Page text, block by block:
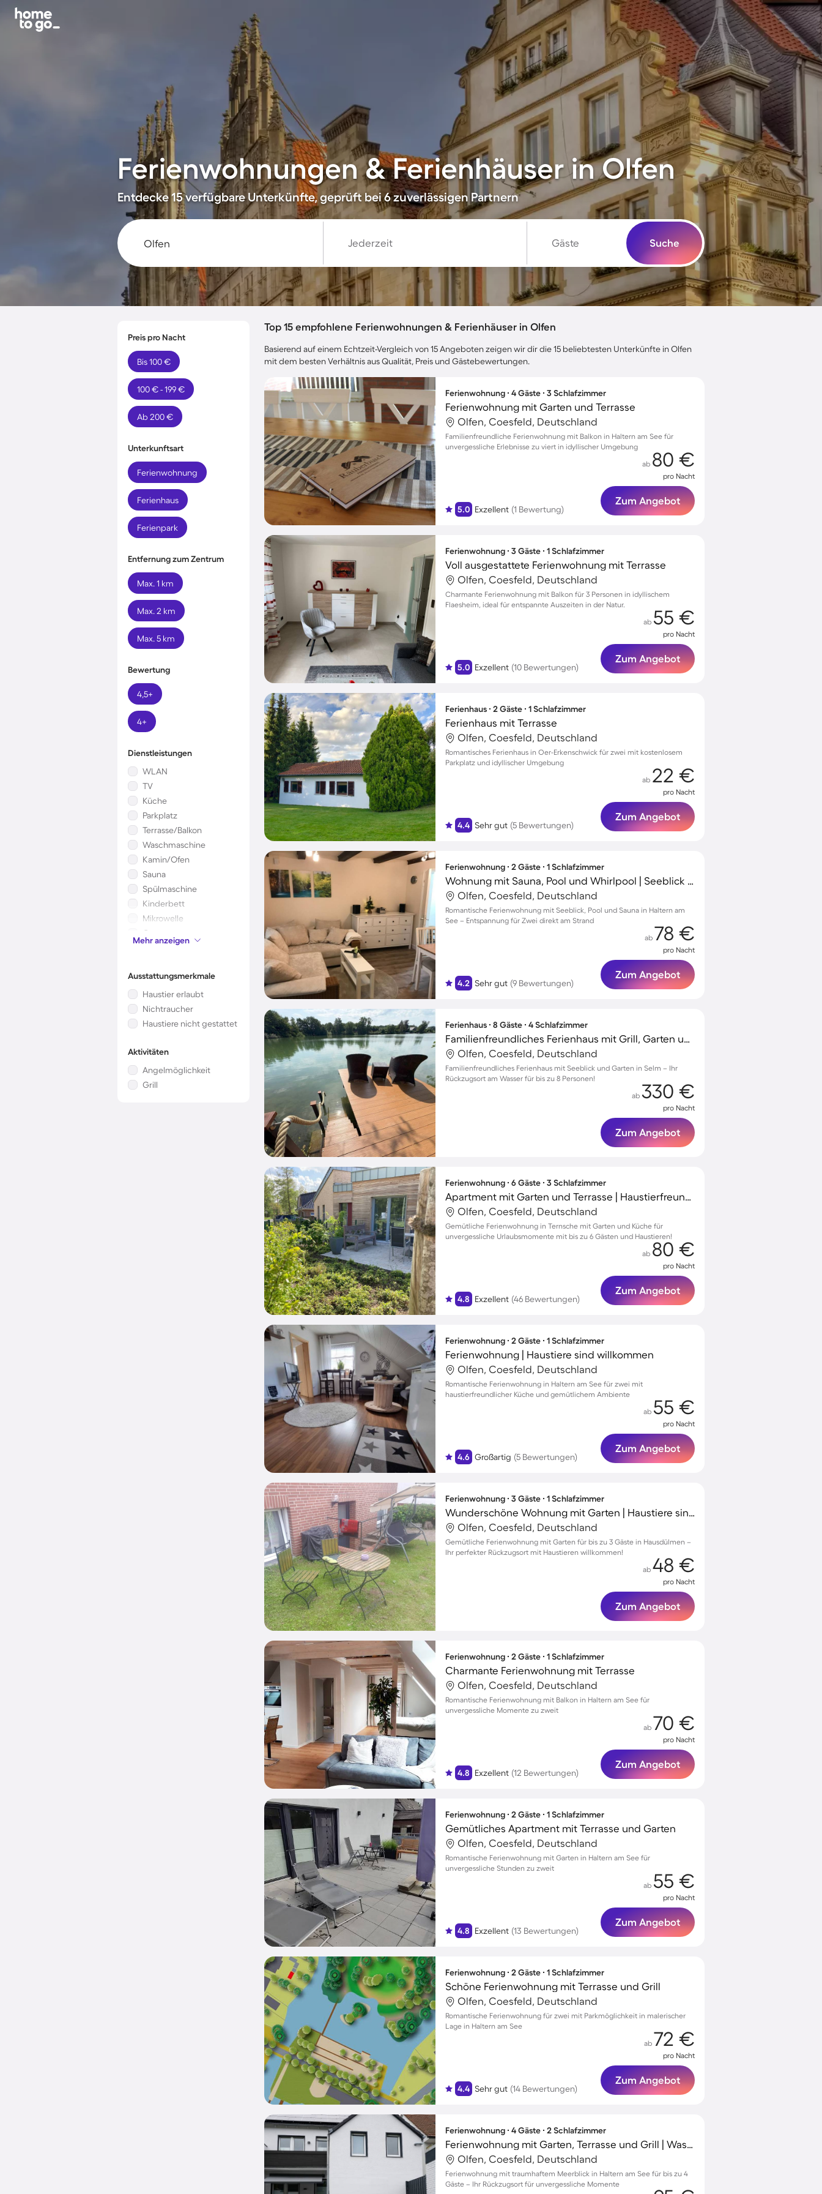
Ferienwohnungen & Ferienhäuser in Olfen
Entdecke 15 verfügbare Unterkünfte, geprüft bei 6 zuverlässigen Partnern
Jederzeit Gäste Suche
Preis pro Nacht
Bis 100 €
100 € - 199 €
Ab 200 €
Unterkunftsart
Ferienwohnung
Ferienhaus
Ferienpark
Entfernung zum Zentrum
Max. 1 km
Max. 2 km
Max. 5 km
Bewertung
4,5+
4+
Dienstleistungen
WLAN
TV
Küche
Parkplatz
Terrasse/Balkon
Waschmaschine
Kamin/Ofen
Sauna
Spülmaschine
Kinderbett
Mikrowelle
Garten
Klimaanlage
Mehr anzeigen
Ausstattungsmerkmale
Haustier erlaubt
Nichtraucher
Haustiere nicht gestattet
Aktivitäten
Angelmöglichkeit
Grill
Top 15 empfohlene Ferienwohnungen & Ferienhäuser in Olfen
Basierend auf einem Echtzeit-Vergleich von 15 Angeboten zeigen wir dir die 15 beliebtesten Unterkünfte in Olfen
mit dem besten Verhältnis aus Qualität, Preis und Gästebewertungen.
Ferienwohnung ∙ 4 Gäste ∙ 3 Schlafzimmer
Ferienwohnung mit Garten und Terrasse
Olfen, Coesfeld, Deutschland
Familienfreundliche Ferienwohnung mit Balkon in Haltern am See für
unvergessliche Erlebnisse zu viert in idyllischer Umgebung
5.0 Exzellent (1 Bewertung)
ab 80 €
pro Nacht
Zum Angebot
Ferienwohnung ∙ 3 Gäste ∙ 1 Schlafzimmer
Voll ausgestattete Ferienwohnung mit Terrasse
Olfen, Coesfeld, Deutschland
Charmante Ferienwohnung mit Balkon für 3 Personen in idyllischem
Flaesheim, ideal für entspannte Auszeiten in der Natur.
5.0 Exzellent (10 Bewertungen)
ab 55 €
pro Nacht
Zum Angebot
Ferienhaus ∙ 2 Gäste ∙ 1 Schlafzimmer
Ferienhaus mit Terrasse
Olfen, Coesfeld, Deutschland
Romantisches Ferienhaus in Oer-Erkenschwick für zwei mit kostenlosem
Parkplatz und idyllischer Umgebung
4.4 Sehr gut (5 Bewertungen)
ab 22 €
pro Nacht
Zum Angebot
Ferienwohnung ∙ 2 Gäste ∙ 1 Schlafzimmer
Wohnung mit Sauna, Pool und Whirlpool | Seeblick | Haustierfreundlich
Olfen, Coesfeld, Deutschland
Romantische Ferienwohnung mit Seeblick, Pool und Sauna in Haltern am
See – Entspannung für Zwei direkt am Strand
4.2 Sehr gut (9 Bewertungen)
ab 78 €
pro Nacht
Zum Angebot
Ferienhaus ∙ 8 Gäste ∙ 4 Schlafzimmer
Familienfreundliches Ferienhaus mit Grill, Garten und Sauna | Seeblick
Olfen, Coesfeld, Deutschland
Familienfreundliches Ferienhaus mit Seeblick und Garten in Selm – Ihr
Rückzugsort am Wasser für bis zu 8 Personen!
ab 330 €
pro Nacht
Zum Angebot
Ferienwohnung ∙ 6 Gäste ∙ 3 Schlafzimmer
Apartment mit Garten und Terrasse | Haustierfreundlich
Olfen, Coesfeld, Deutschland
Gemütliche Ferienwohnung in Ternsche mit Garten und Küche für
unvergessliche Urlaubsmomente mit bis zu 6 Gästen und Haustieren!
4.8 Exzellent (46 Bewertungen)
ab 80 €
pro Nacht
Zum Angebot
Ferienwohnung ∙ 2 Gäste ∙ 1 Schlafzimmer
Ferienwohnung | Haustiere sind willkommen
Olfen, Coesfeld, Deutschland
Romantische Ferienwohnung in Haltern am See für zwei mit
haustierfreundlicher Küche und gemütlichem Ambiente
4.6 Großartig (5 Bewertungen)
ab 55 €
pro Nacht
Zum Angebot
Ferienwohnung ∙ 3 Gäste ∙ 1 Schlafzimmer
Wunderschöne Wohnung mit Garten | Haustiere sind willkommen
Olfen, Coesfeld, Deutschland
Gemütliche Ferienwohnung mit Garten für bis zu 3 Gäste in Hausdülmen –
Ihr perfekter Rückzugsort mit Haustieren willkommen!
ab 48 €
pro Nacht
Zum Angebot
Ferienwohnung ∙ 2 Gäste ∙ 1 Schlafzimmer
Charmante Ferienwohnung mit Terrasse
Olfen, Coesfeld, Deutschland
Romantische Ferienwohnung mit Balkon in Haltern am See für
unvergessliche Momente zu zweit
4.8 Exzellent (12 Bewertungen)
ab 70 €
pro Nacht
Zum Angebot
Ferienwohnung ∙ 2 Gäste ∙ 1 Schlafzimmer
Gemütliches Apartment mit Terrasse und Garten
Olfen, Coesfeld, Deutschland
Romantische Ferienwohnung mit Garten in Haltern am See für
unvergessliche Stunden zu zweit
4.8 Exzellent (13 Bewertungen)
ab 55 €
pro Nacht
Zum Angebot
Ferienwohnung ∙ 2 Gäste ∙ 1 Schlafzimmer
Schöne Ferienwohnung mit Terrasse und Grill
Olfen, Coesfeld, Deutschland
Romantische Ferienwohnung für zwei mit Parkmöglichkeit in malerischer
Lage in Haltern am See
4.4 Sehr gut (14 Bewertungen)
ab 72 €
pro Nacht
Zum Angebot
Ferienwohnung ∙ 4 Gäste ∙ 2 Schlafzimmer
Ferienwohnung mit Garten, Terrasse und Grill | Wasserblick
Olfen, Coesfeld, Deutschland
Ferienwohnung mit traumhaftem Meerblick in Haltern am See für bis zu 4
Gäste – Ihr Rückzugsort für unvergessliche Momente